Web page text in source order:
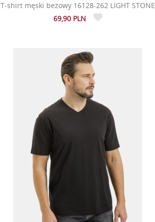
T-shirt męski beżowy 16128-262 LIGHT STONE
69,90 PLN